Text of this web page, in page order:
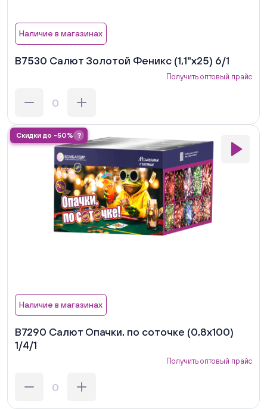
Наличие в магазинах
В7530 Салют Золотой Феникс (1,1"х25) 6/1
Получить оптовый прайс
Скидки до -50% ?
Наличие в магазинах
В7290 Салют Опачки, по соточке (0,8х100)
1/4/1
Получить оптовый прайс